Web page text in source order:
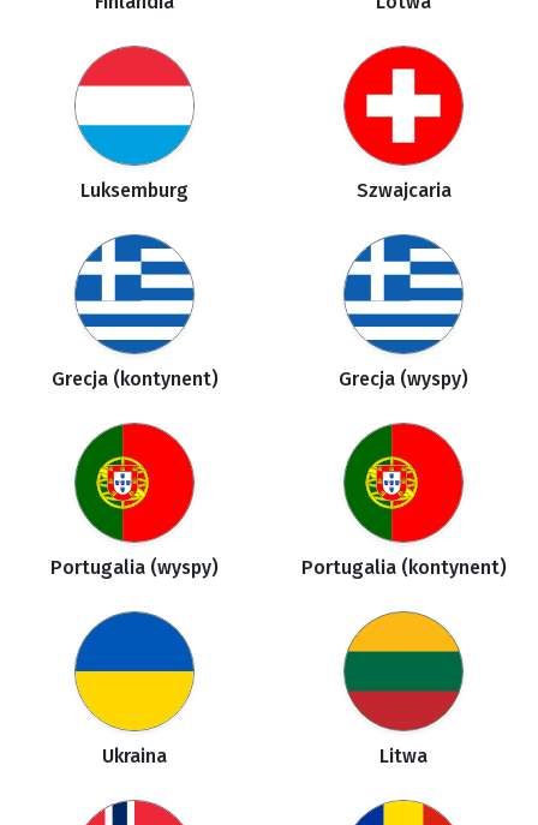
Luksemburg Szwajcaria
Grecja (kontynent) Grecja (wyspy)
Portugalia (wyspy) Portugalia (kontynent)
Ukraina Litwa